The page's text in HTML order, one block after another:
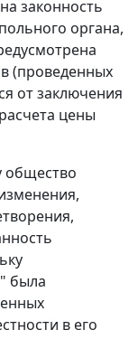
законность
органа,
(проведенных
от заключения
цены
общество
была
в его